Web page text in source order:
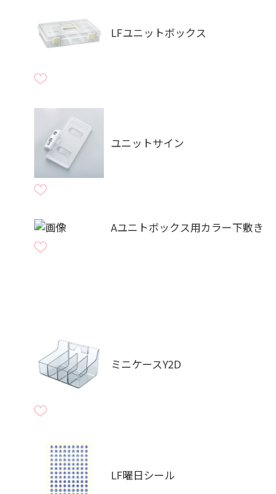
LFユニットボックス
ユニットサイン
Aユニトボックス用カラー下敷き
ミニケースY2D
LF曜日シール